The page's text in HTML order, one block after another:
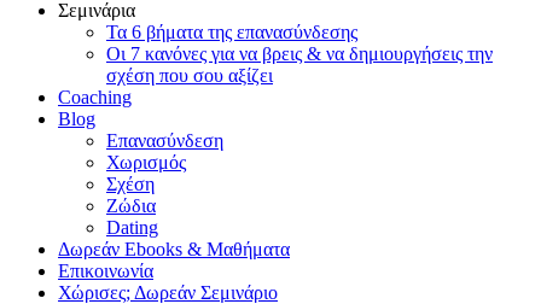
Σεμινάρια
Τα 6 βήματα της επανασύνδεσης
Οι 7 κανόνες για να βρεις & να δημιουργήσεις την
σχέση που σου αξίζει
Coaching
Blog
Επανασύνδεση
Χωρισμός
Σχέση
Ζώδια
Dating
Δωρεάν Ebooks & Μαθήματα
Επικοινωνία
Χώρισες; Δωρεάν Σεμινάριο